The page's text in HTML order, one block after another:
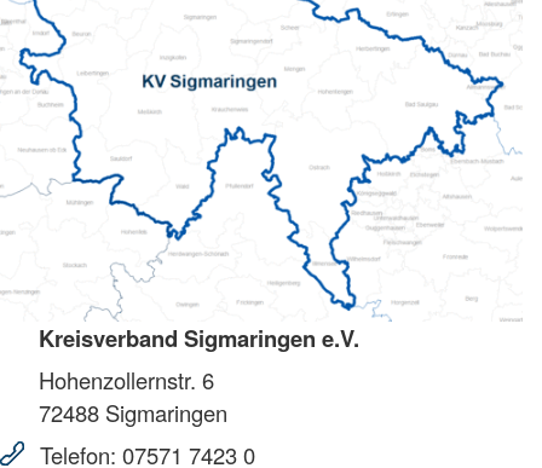
Kreisverband Sigmaringen e.V.
Hohenzollernstr. 6
72488 Sigmaringen
Telefon: 07571 7423 0